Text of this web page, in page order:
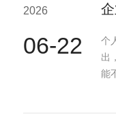
2026
06-22
个
出
能